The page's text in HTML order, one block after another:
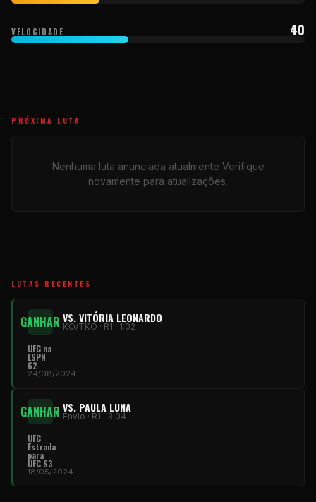
VELOCIDADE 40
PRÓXIMA LUTA
Nenhuma luta anunciada atualmente Verifique
novamente para atualizações.
LUTAS RECENTES
GANHAR VS. VITÓRIA LEONARDO
KO/TKO · R1 · 1:02
UFC na
ESPN
62
24/08/2024
GANHAR VS. PAULA LUNA
Envio · R1 · 3:04
UFC
Estrada
para
UFC S3
18/05/2024